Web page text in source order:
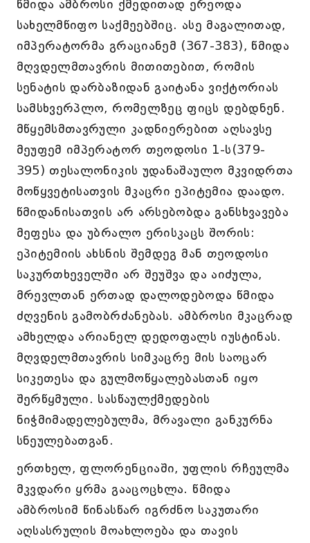
წმიდა ამბროსი ქმედითად ერეოდა
სახელმწიფო საქმეებშიც. ასე მაგალითად,
იმპერატორმა გრაციანემ (367-383), წმიდა
მღვდელმთავრის მითითებით, რომის
სენატის დარბაზიდან გაიტანა ვიქტორიას
სამსხვერპლო, რომელზეც ფიცს დებდნენ.
მწყემსმთავრული კადნიერებით აღსავსე
მეუფემ იმპერატორ თეოდოსი 1-ს(379-
395) თესალონიკის უდანაშაულო მკვიდრთა
მოწყვეტისათვის მკაცრი ეპიტემია დაადო.
წმიდანისათვის არ არსებობდა განსხვავება
მეფესა და უბრალო ერისკაცს შორის:
ეპიტემიის ახსნის შემდეგ მან თეოდოსი
საკურთხეველში არ შეუშვა და აიძულა,
მრევლთან ერთად დალოდებოდა წმიდა
ძღვენის გამობრძანებას. ამბროსი მკაცრად
ამხელდა არიანელ დედოფალს იუსტინას.
მღვდელმთავრის სიმკაცრე მის საოცარ
სიკეთესა და გულმოწყალებასთან იყო
შერწყმული. სასწაულქმედების
ნიჭმიმადელებულმა, მრავალი განკურნა
სნეულებათგან.
ერთხელ, ფლორენციაში, უფლის რჩეულმა
მკვდარი ყრმა გააცოცხლა. წმიდა
ამბროსიმ წინასწარ იგრძნო საკუთარი
აღსასრულის მოახლოება და თავის